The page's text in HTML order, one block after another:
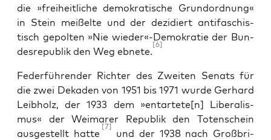
die »frei­heit­li­che demo­kra­ti­sche Grund­ord­nung«
in Stein mei­ßel­te und der dezi­diert anti­fa­schis­
tisch gepol­ten »Nie wieder«-Demokratie der Bun­
des­re­pu­blik den Weg ebne­te.
[6]
Feder­füh­ren­der Rich­ter des Zwei­ten Senats für
die zwei Deka­den von 1951 bis 1971 wur­de Ger­hard
Leib­holz, der 1933 dem »entartete[n] Libe­ra­lis­
mus« der Wei­ma­rer Repu­blik den Toten­schein
aus­ge­stellt hat­te
[7]
und der 1938 nach Groß­bri­